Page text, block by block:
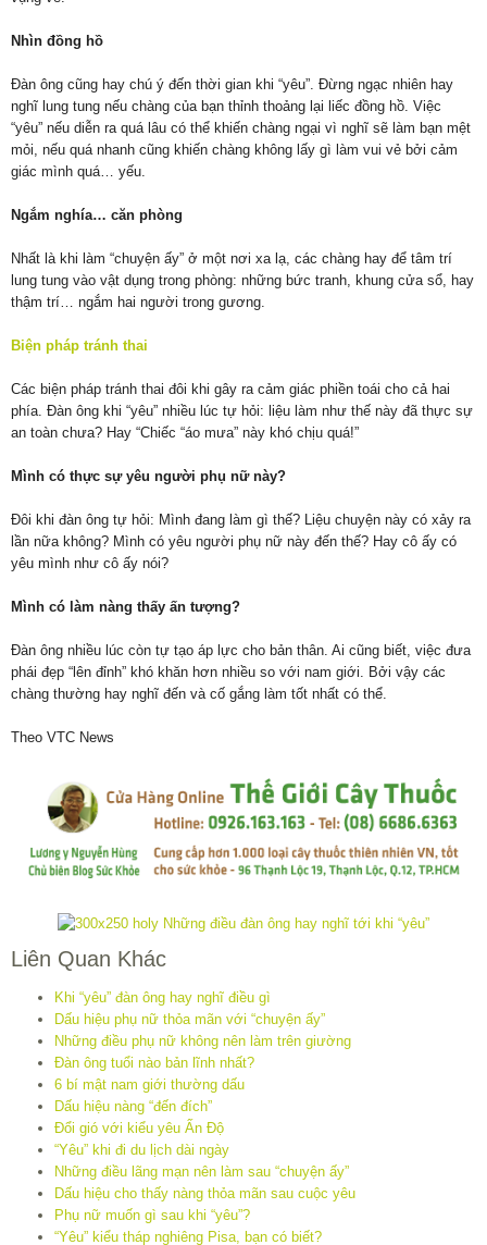
Nhìn đồng hồ
Đàn ông cũng hay chú ý đến thời gian khi “yêu”. Đừng ngạc nhiên hay
nghĩ lung tung nếu chàng của bạn thỉnh thoảng lại liếc đồng hồ. Việc
“yêu” nếu diễn ra quá lâu có thể khiến chàng ngại vì nghĩ sẽ làm bạn mệt
mỏi, nếu quá nhanh cũng khiến chàng không lấy gì làm vui vẻ bởi cảm
giác mình quá… yếu.
Ngắm nghía… căn phòng
Nhất là khi làm “chuyện ấy” ở một nơi xa lạ, các chàng hay để tâm trí
lung tung vào vật dụng trong phòng: những bức tranh, khung cửa sổ, hay
thậm trí… ngắm hai người trong gương.
Biện pháp tránh thai
Các biện pháp tránh thai đôi khi gây ra cảm giác phiền toái cho cả hai
phía. Đàn ông khi “yêu” nhiều lúc tự hỏi: liệu làm như thế này đã thực sự
an toàn chưa? Hay “Chiếc “áo mưa” này khó chịu quá!”
Mình có thực sự yêu người phụ nữ này?
Đôi khi đàn ông tự hỏi: Mình đang làm gì thế? Liệu chuyện này có xảy ra
lần nữa không? Mình có yêu người phụ nữ này đến thế? Hay cô ấy có
yêu mình như cô ấy nói?
Mình có làm nàng thấy ấn tượng?
Đàn ông nhiều lúc còn tự tạo áp lực cho bản thân. Ai cũng biết, việc đưa
phái đẹp “lên đỉnh” khó khăn hơn nhiều so với nam giới. Bởi vậy các
chàng thường hay nghĩ đến và cố gắng làm tốt nhất có thể.
Theo VTC News
Liên Quan Khác
Khi “yêu” đàn ông hay nghĩ điều gì
Dấu hiệu phụ nữ thỏa mãn với “chuyện ấy”
Những điều phụ nữ không nên làm trên giường
Đàn ông tuổi nào bản lĩnh nhất?
6 bí mật nam giới thường dấu
Dấu hiệu nàng “đến đích”
Đổi gió với kiểu yêu Ấn Độ
“Yêu” khi đi du lịch dài ngày
Những điều lãng mạn nên làm sau “chuyện ấy”
Dấu hiệu cho thấy nàng thỏa mãn sau cuộc yêu
Phụ nữ muốn gì sau khi “yêu”?
“Yêu” kiểu tháp nghiêng Pisa, bạn có biết?